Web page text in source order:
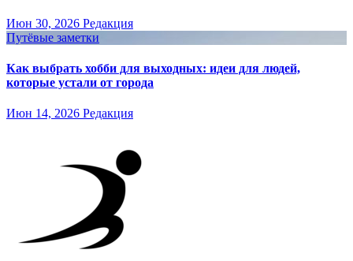
Июн 30, 2026 Редакция
Путёвые заметки
Как выбрать хобби для выходных: идеи для людей,
которые устали от города
Июн 14, 2026 Редакция